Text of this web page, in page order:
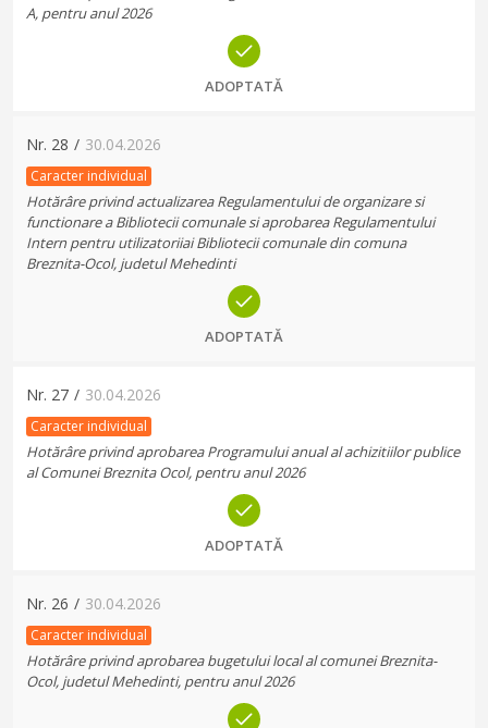
A, pentru anul 2026
ADOPTATĂ
Nr. 28 / 30.04.2026
Caracter individual
Hotărâre privind actualizarea Regulamentului de organizare si
functionare a Bibliotecii comunale si aprobarea Regulamentului
Intern pentru utilizatoriiai Bibliotecii comunale din comuna
Breznita-Ocol, judetul Mehedinti
ADOPTATĂ
Nr. 27 / 30.04.2026
Caracter individual
Hotărâre privind aprobarea Programului anual al achizitiilor publice
al Comunei Breznita Ocol, pentru anul 2026
ADOPTATĂ
Nr. 26 / 30.04.2026
Caracter individual
Hotărâre privind aprobarea bugetului local al comunei Breznita-
Ocol, judetul Mehedinti, pentru anul 2026